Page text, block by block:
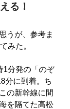
る！
うが、参考ま
みた。
分発の「のぞ
分に到着。ち
の新幹線に間
を隔てた高松